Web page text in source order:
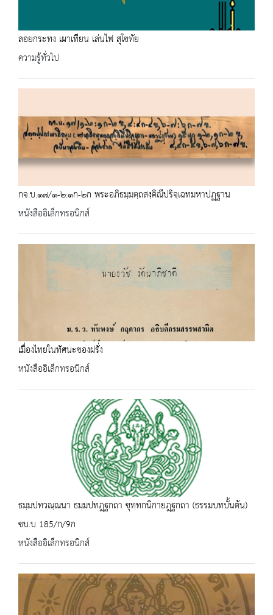
ลอยกระทง เผาเทียน เล่นไฟ สุโขทัย
ความรู้ทั่วไป
กจ.บ.๑๗/๑-๒:๑ก-๒ก พระอภิธมฺมตฺถสงฺคิณีปริจฺเฉทมหาปฏฺฐาน
หนังสืออิเล็กทรอนิกส์
เมื่องไทยในทัศนะของฝรั่ง
หนังสืออิเล็กทรอนิกส์
ธมฺมปทวณฺณนา ธมฺมปทฎฺฐกถา ขุทฺทกนิกายฎฺฐกถา (ธรรมบทบั้นต้น)
ชบ.บ 185/ก/9ก
หนังสืออิเล็กทรอนิกส์